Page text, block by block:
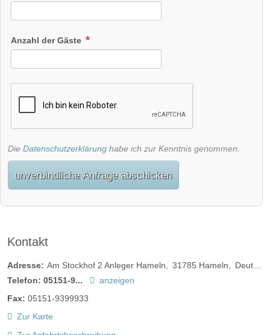
Anzahl der Gäste
Die Datenschutzerklärung habe ich zur Kenntnis genommen.
unverbindliche Anfrage abschicken
Kontakt
Adresse: Am Stockhof 2 Anleger Hameln 31785 Hameln
Deutschland
Telefon: 05151-9...
anzeigen
Fax: 05151-9399933
Zur Karte